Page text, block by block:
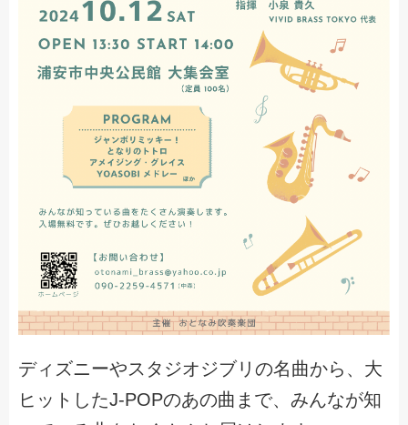
ディズニーやスタジオジブリの名曲から、大
ヒットしたJ-POPのあの曲まで、みんなが知